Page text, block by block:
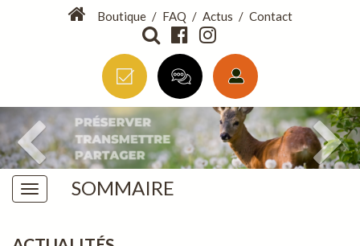
Boutique / FAQ / Actus / Contact
SOMMAIRE